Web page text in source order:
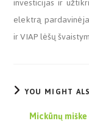
elektrą
ir VIAP lėšų
YOU MIGHT
Mickūnų